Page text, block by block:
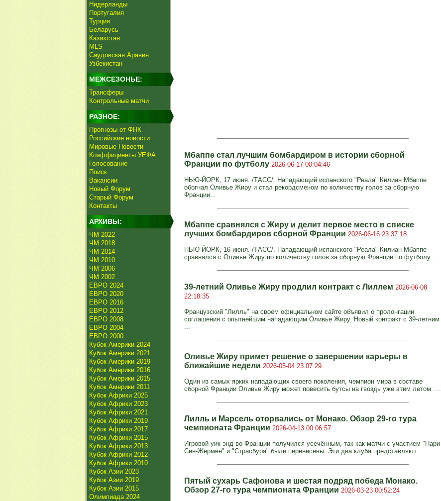
Нидерланды
Португалия
Турция
Беларусь
Казахстан
MLS
Саудовская Аравия
Узбекистан
МЕЖСЕЗОНЬЕ:
Трансферы
Контрольные матчи
РАЗНОЕ:
Прогнозы от ФНК
Российские новости
Мировые Новости
Коэффициенты УЕФА
Голосование
Поиск
Вакансии
Новый Форум
Старый Форум
Контакты
АРХИВЫ:
ЧМ 2022
ЧМ 2018
ЧМ 2014
ЧМ 2010
ЧМ 2006
ЧМ 2002
ЕВРО 2024
ЕВРО 2020
ЕВРО 2016
ЕВРО 2012
ЕВРО 2008
ЕВРО 2004
ЕВРО 2000
Кубок Америки 2024
Кубок Америки 2021
Кубок Америки 2019
Кубок Америки 2016
Кубок Америки 2015
Кубок Америки 2011
Кубок Африки 2025
Кубок Африки 2023
Кубок Африки 2021
Кубок Африки 2019
Кубок Африки 2017
Кубок Африки 2015
Кубок Африки 2013
Кубок Африки 2012
Кубок Африки 2010
Кубок Азии 2023
Кубок Азии 2019
Кубок Азии 2015
Олимпиада 2024
Мбаппе стал лучшим бомбардиром в истории сборной
Франции по футболу 2026-06-17 00:04:46
НЬЮ-ЙОРК, 17 июня. /ТАСС/. Нападающий испанского "Реала" Килиан Мбаппе
обогнал Оливье Жиру и стал рекордсменом по количеству голов за сборную
Франции...
Мбаппе сравнялся с Жиру и делит первое место в списке
лучших бомбардиров сборной Франции 2026-06-16 23:37:18
НЬЮ-ЙОРК, 16 июня. /ТАСС/. Нападающий испанского "Реала" Килиан Мбаппе
сравнялся с Оливье Жиру по количеству голов за сборную Франции по футболу....
39-летний Оливье Жиру продлил контракт с Лиллем 2026-06-08
22:18:35
Французский "Лилль" на своем официальном сайте объявил о пролонгации
соглашения с опытнейшим нападающим Оливье Жиру. Новый контракт с 39-летним
...
Оливье Жиру примет решение о завершении карьеры в
ближайшие недели 2026-05-04 23:07:29
Один из самых ярких нападающих своего поколения, чемпион мира в составе
сборной Франции Оливье Жиру может повесить бутсы на гвоздь уже этим летом. ...
Лилль и Марсель оторвались от Монако. Обзор 29-го тура
чемпионата Франции 2026-04-13 00:06:57
Игровой уик-энд во Франции получился усечённым, так как матчи с участием "Пари
Сен-Жермен" и "Страсбура" были перенесены. Эти два клуба представляют ...
Пятый сухарь Сафонова и шестая подряд победа Монако.
Обзор 27-го тура чемпионата Франции 2026-03-23 00:52:24